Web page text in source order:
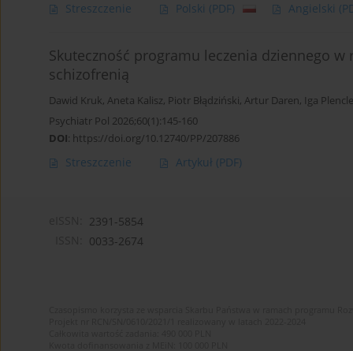
Streszczenie Polski (PDF) Angielski
Skuteczność programu leczenia dziennego
schizofrenią
Dawid Kruk, Aneta Kalisz, Piotr Błądziński, Artur Daren, Iga
Psychiatr Pol 2026;60(1):145-160
DOI: https://doi.org/10.12740/PP/207886
Streszczenie Artykuł (PDF)
2391-5854
0033-2674